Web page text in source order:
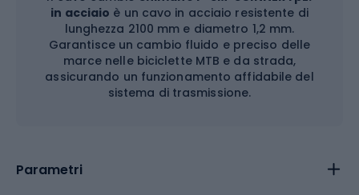
in acciaio è un cavo in acciaio resistente di
lunghezza 2100 mm e diametro 1,2 mm.
Garantisce un cambio fluido e preciso delle
marce nelle biciclette MTB e da strada,
assicurando un funzionamento affidabile del
sistema di trasmissione.
Parametri